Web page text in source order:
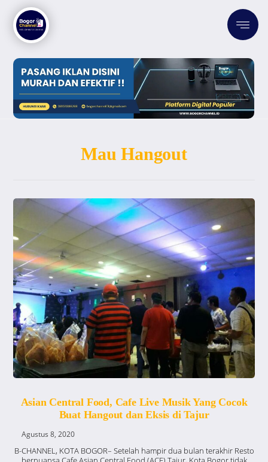
Mau Hangout
Asian Central Food, Cafe Live Musik Yang Cocok
Buat Hangout dan Eksis di Tajur
Agustus 8, 2020
B-CHANNEL, KOTA BOGOR– Setelah hampir dua bulan terakhir Resto